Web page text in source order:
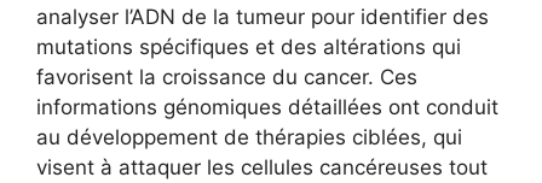
analyser l’ADN de la tumeur pour identifier des
mutations spécifiques et des altérations qui
favorisent la croissance du cancer. Ces
informations génomiques détaillées ont conduit
au développement de thérapies ciblées, qui
visent à attaquer les cellules cancéreuses tout